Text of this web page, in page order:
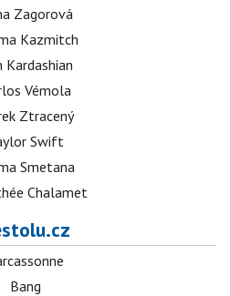
Zagorová
Kazmitch
Kardashian
Vémola
Ztracený
Swift
Smetana
Chalamet
Bang